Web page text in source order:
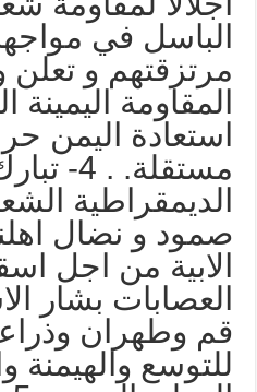
في مواجهة
و تعلن
اليمينة
اليمن حرة
مستقلة. . 4-
و نضال
من اجل
بشار
وطهران
والهيمنة